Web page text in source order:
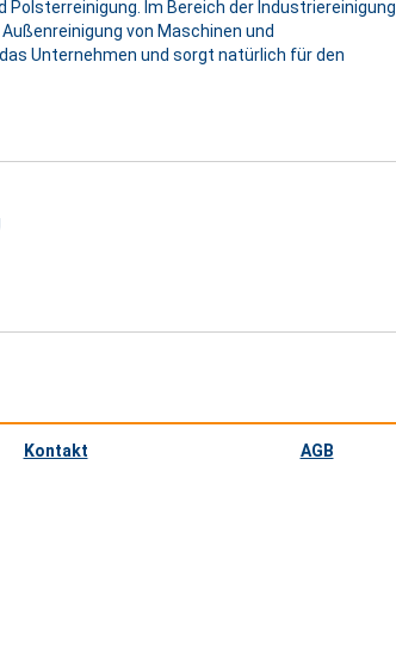
Polsterreinigung. Im Bereich der Industriereinigung
von Maschinen und
Unternehmen und sorgt natürlich für den
Kontakt
AGB